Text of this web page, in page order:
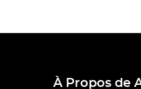
À Propos de